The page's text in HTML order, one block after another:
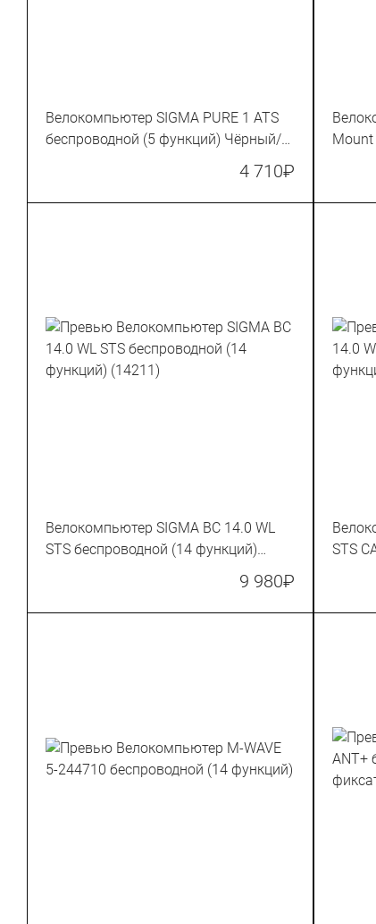
Велокомпьютер SIGMA PURE 1 ATS
беспроводной (5 функций) Чёрный/
4 710₽
Mount
Велокомпьютер SIGMA BC 14.0 WL
STS беспроводной (14 функций)
9 980₽
STS